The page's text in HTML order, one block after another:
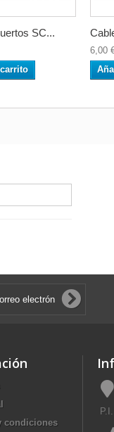
SC...
6,00
condiciones